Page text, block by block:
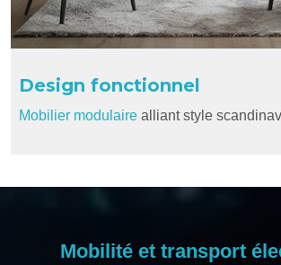
Design fonctionnel
Mobilier modulairealliant style
Mobilité et transport